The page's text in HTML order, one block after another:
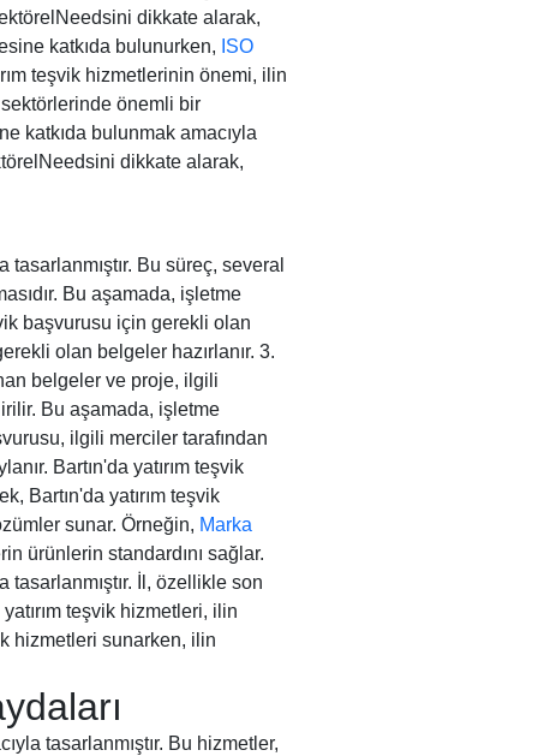
dikkate alarak,
katkıda bulunurken, ISO
teşvik hizmetlerinin önemi, ilin
önemli bir
katkıda bulunmak amacıyla
dikkate alarak,
Bu süreç, several
Bu aşamada, işletme
başvurusu için gerekli olan
olan belgeler hazırlanır. 3.
belgeler ve proje, ilgili
Bu aşamada, işletme
ilgili merciler tarafından
Bartın'da yatırım teşvik
Bartın'da yatırım teşvik
sunar. Örneğin, Marka
ürünlerin standardını sağlar.
tasarlanmıştır. İl, özellikle son
teşvik hizmetleri, ilin
hizmetleri sunarken, ilin
tasarlanmıştır. Bu hizmetler,